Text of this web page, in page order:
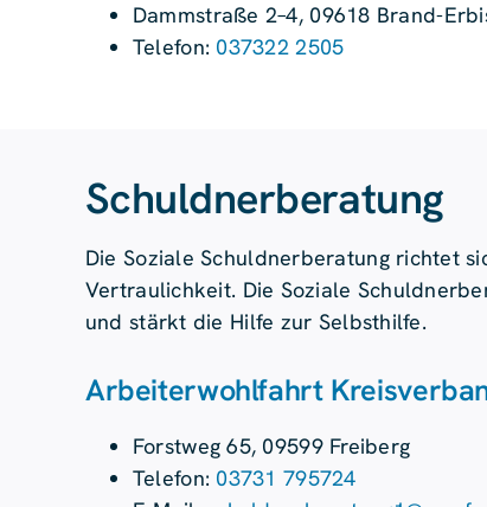
Dammstraße 2–4, 09618 Brand-
Telefon: 037322 2505
Schuldnerberatung
Die Soziale Schuldnerberatung richtet
Vertraulichkeit. Die Soziale
und stärkt die Hilfe zur Selbsthilfe.
Arbeiterwohlfahrt
Forstweg 65, 09599 Freiberg
Telefon: 03731 795724